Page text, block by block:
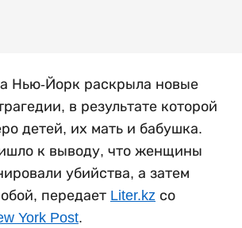
Нью-Йорк раскрыла новые
в результате которой
детей, их мать и бабушка.
к выводу, что женщины
убийства, а затем
передает Liter.kz со
York Post.